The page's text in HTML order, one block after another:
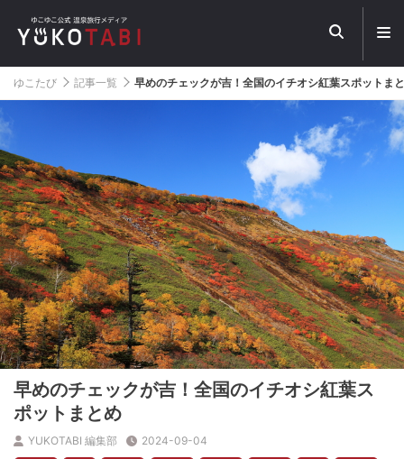
メ
ュ
ー
を
開
ゆこたび 記事一覧 早めのチェックが吉！全国のイチオシ紅葉スポットま
早めのチェックが吉！全国のイチオシ紅葉ス
ポットまとめ
YUKOTABI 編集部
2024-09-04